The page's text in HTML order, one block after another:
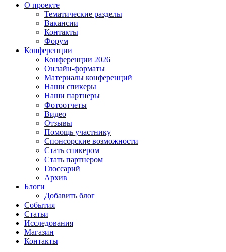
О проекте
Тематические разделы
Вакансии
Контакты
Форум
Конференции
Конференции 2026
Онлайн-форматы
Материалы конференций
Наши спикеры
Наши партнеры
Фотоотчеты
Видео
Отзывы
Помощь участнику
Спонсорские возможности
Стать спикером
Стать партнером
Глоссарий
Архив
Блоги
Добавить блог
События
Статьи
Исследования
Магазин
Контакты